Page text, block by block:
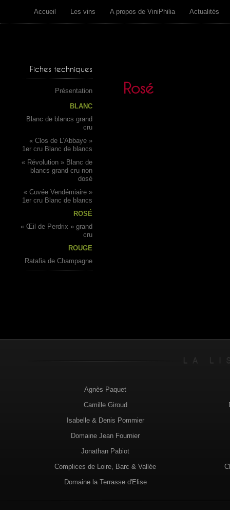
Accueil Les vins A propos de ViniPhilia Actualités
Fiches techniques
Présentation
BLANC
Blanc de blancs grand
cru
« Clos de L’Abbaye »
1er cru Blanc de blancs
« Révolution » Blanc de
blancs grand cru non
dosé
« Cuvée Vendémiaire »
1er cru Blanc de blancs
ROSÉ
« Œil de Perdrix » grand
cru
ROUGE
Ratafia de Champagne
Rosé
Agnès Paquet
Camille Giroud
Isabelle & Denis Pommier
Domaine Jean Fournier
Jonathan Pabiot
Complices de Loire, Barc & Vallée
Domaine la Terrasse d'Elise